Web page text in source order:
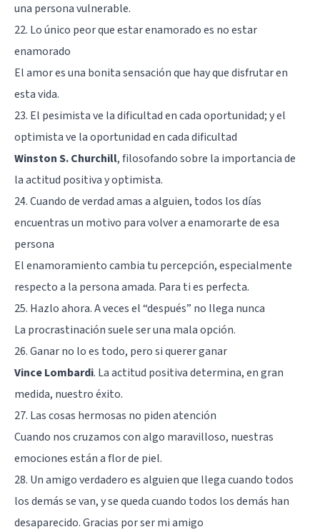
una persona vulnerable.
22. Lo único peor que estar enamorado es no estar
enamorado
El amor es una bonita sensación que hay que disfrutar en
esta vida.
23. El pesimista ve la dificultad en cada oportunidad; y el
optimista ve la oportunidad en cada dificultad
Winston S. Churchill, filosofando sobre la importancia de
la actitud positiva y optimista.
24. Cuando de verdad amas a alguien, todos los días
encuentras un motivo para volver a enamorarte de esa
persona
El enamoramiento cambia tu percepción, especialmente
respecto a la persona amada. Para ti es perfecta.
25. Hazlo ahora. A veces el “después” no llega nunca
La procrastinaciónsuele ser una mala opción.
26. Ganar no lo es todo, pero si querer ganar
Vince Lombardi. La actitud positiva determina, en gran
medida, nuestro éxito.
27. Las cosas hermosas no piden atención
Cuando nos cruzamos con algo maravilloso, nuestras
emociones están a flor de piel.
28. Un amigo verdadero es alguien que llega cuando todos
los demás se van, y se queda cuando todos los demás han
desaparecido. Gracias por ser mi amigo